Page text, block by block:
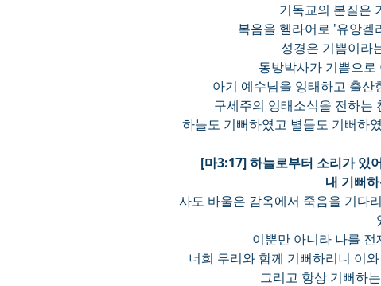
기독교의 본질은
복음을 헬라어로 '유앙겔
성경은 기쁨이라
동방박사가 기쁨으
아기 예수님을 잉태하고 출
구세주의 잉태소식을 전하는
하늘도 기뻐하였고 별들도 기뻐하
[마3:17] 하늘로부터 소리가 있
내 기뻐
사도 바울은 감옥에서 죽음을 기다
이뿐만 아니라 나를
너희 무리와 함께 기뻐하리니 이
그리고 항상 기뻐하